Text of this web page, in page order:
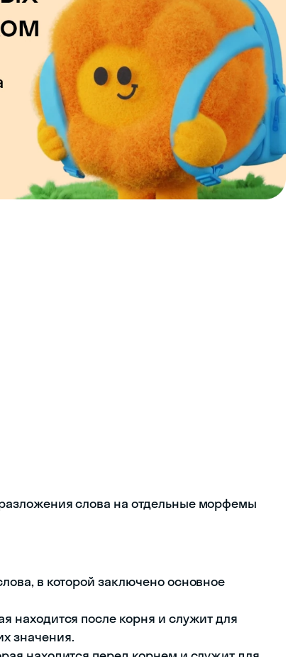
слова на отдельные морфемы
в которой заключено основное
находится после корня и служит для
значения.